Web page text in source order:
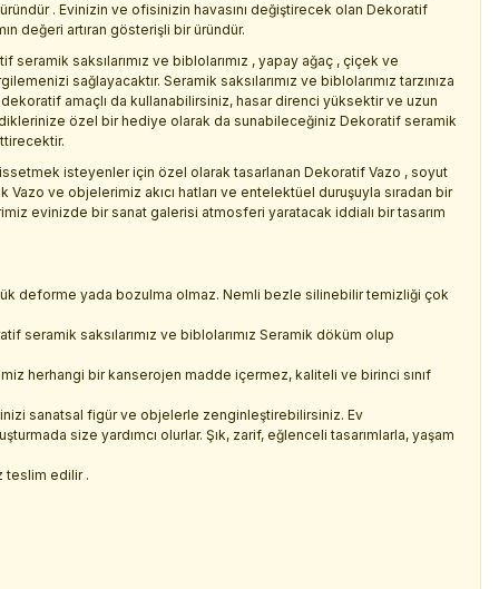
. Evinizin ve ofisinizin havasını değiştirecek olan Dekoratif
değeri artıran gösterişli bir üründür.
saksılarımız ve biblolarımız , yapay ağaç , çiçek ve
sağlayacaktır. Seramik saksılarımız ve biblolarımız tarzınıza
amaçlı da kullanabilirsiniz, hasar direnci yüksektir ve uzun
özel bir hediye olarak da sunabileceğiniz Dekoratif seramik
isteyenler için özel olarak tasarlanan Dekoratif Vazo , soyut
ve objelerimiz akıcı hatları ve entelektüel duruşuyla sıradan bir
evinizde bir sanat galerisi atmosferi yaratacak iddialı bir tasarım
deforme yada bozulma olmaz. Nemli bezle silinebilir temizliği çok
seramik saksılarımız ve biblolarımız Seramik döküm olup
herhangi bir kanserojen madde içermez, kaliteli ve birinci sınıf
sanatsal figür ve objelerle zenginleştirebilirsiniz. Ev
size yardımcı olurlar. Şık, zarif, eğlenceli tasarımlarla, yaşam
teslim edilir .